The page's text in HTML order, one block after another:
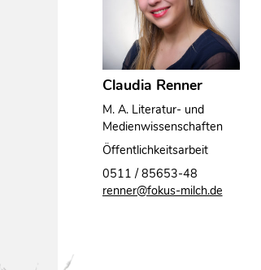
Claudia Renner
M. A. Literatur- und
Medienwissenschaften
Öffentlichkeitsarbeit
0511 / 85653-48
renner@fokus-milch.de